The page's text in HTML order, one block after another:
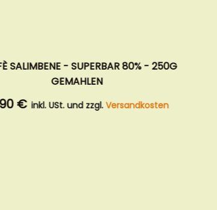
- SUPERBAR 80% - 250G
GEMAHLEN
USt. und zzgl.Versandkosten